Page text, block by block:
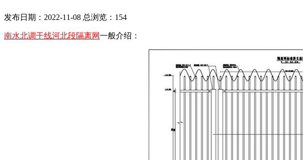
发布日期：2022-11-08 总浏览： 154
南水北调干线河北段隔离网一般介绍：